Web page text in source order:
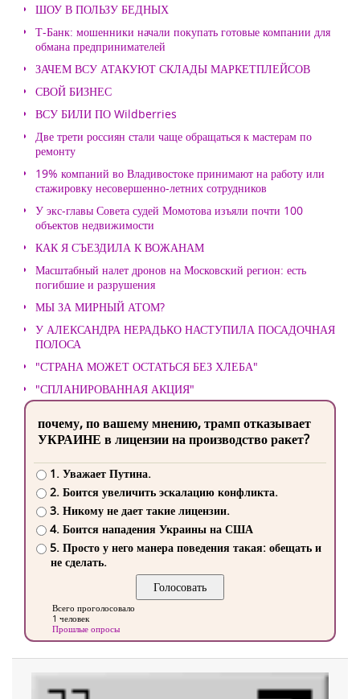
ШОУ В ПОЛЬЗУ БЕДНЫХ
Т-Банк: мошенники начали покупать готовые компании для
обмана предпринимателей
ЗАЧЕМ ВСУ АТАКУЮТ СКЛАДЫ МАРКЕТПЛЕЙСОВ
СВОЙ БИЗНЕС
ВСУ БИЛИ ПО Wildberries
Две трети россиян стали чаще обращаться к мастерам по
ремонту
19% компаний во Владивостоке принимают на работу или
стажировку несовершенно-летних сотрудников
У экс-главы Совета судей Момотова изъяли почти 100
объектов недвижимости
КАК Я СЪЕЗДИЛА К ВОЖАНАМ
Масштабный налет дронов на Московский регион: есть
погибшие и разрушения
МЫ ЗА МИРНЫЙ АТОМ?
У АЛЕКСАНДРА НЕРАДЬКО НАСТУПИЛА ПОСАДОЧНАЯ
ПОЛОСА
"СТРАНА МОЖЕТ ОСТАТЬСЯ БЕЗ ХЛЕБА"
"СПЛАНИРОВАННАЯ АКЦИЯ"
почему, по вашему мнению, трамп отказывает
УКРАИНЕ в лицензии на производство ракет?
1. Уважает Путина.
2. Боится увеличить эскалацию конфликта.
3. Никому не дает такие лицензии.
4. Боится нападения Украины на США
5. Просто у него манера поведения такая: обещать и
не сделать.
Всего проголосовало
1 человек
Прошлые опросы